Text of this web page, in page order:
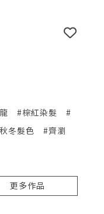
#棕紅染髮
#
冬髮色
#齊瀏
更多作品